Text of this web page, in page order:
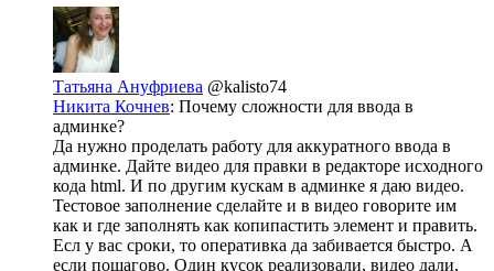
Татьяна Ануфриева @kalisto74
Никита Кочнев: Почему сложности для ввода в
админке?
Да нужно проделать работу для аккуратного ввода в
админке. Дайте видео для правки в редакторе исходного
кода html. И по другим кускам в админке я даю видео.
Тестовое заполнение сделайте и в видео говорите им
как и где заполнять как копипастить элемент и править.
Есл у вас сроки, то оперативка да забивается быстро. А
если пошагово. Один кусок реализовали, видео дали,